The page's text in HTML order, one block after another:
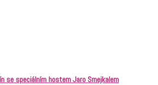
se speciálním hostem Jaro Smejkalem